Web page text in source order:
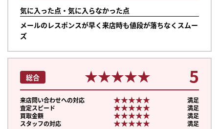
気に入った点・気に入らなかった点
メールのレスポンスが早く来店時も値段が落ちなくスムー
ズ
総合 ★★★★★
★★★★★ 5
来店問い合わせへの対応 ★★★★★
★★★★★
満足
査定スピード
★★★★★
★★★★★
満足
買取金額
★★★★★
★★★★★
満足
スタッフの対応
★★★★★
★★★★★ 満足